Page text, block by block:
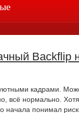
Backflip
кадрами.
всё нормально.
начала понимал